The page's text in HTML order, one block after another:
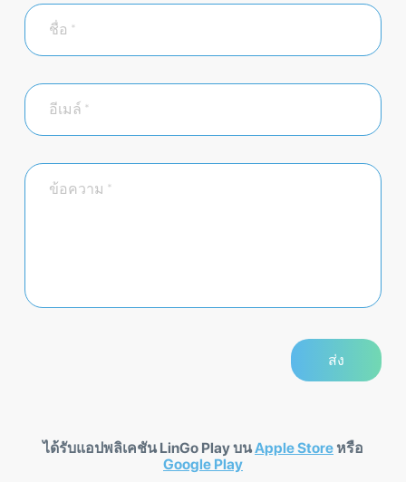
ได้รับแอปพลิเคชัน LinGo Play บนApple Store หรือ
Google Play